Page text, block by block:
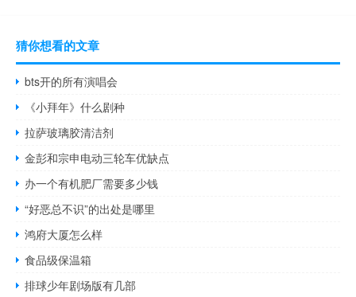
猜你想看的文章
bts开的所有演唱会
《小拜年》什么剧种
拉萨玻璃胶清洁剂
金彭和宗申电动三轮车优缺点
办一个有机肥厂需要多少钱
“好恶总不识”的出处是哪里
鸿府大厦怎么样
食品级保温箱
排球少年剧场版有几部